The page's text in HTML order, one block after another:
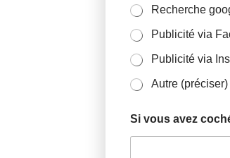
Recherche
Publicité via
Publicité via
Autre (préciser)
Si vous avez